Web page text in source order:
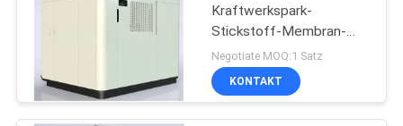
Kraftwerkspark-
Stickstoff-Membran-
Generatoren BV-
Zustimmung
Negotiate MOQ:1 Satz
KONTAKT